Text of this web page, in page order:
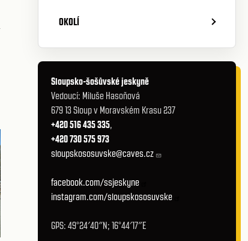
OKOLÍ
Sloupsko-šošůvské jeskyně
Vedoucí: Miluše Hasoňová
679 13 Sloup v Moravském Krasu 237
+420 516 435 335,
+420 730 575 973
sloupskososuvske@caves.cz
facebook.com/ssjeskyne
instagram.com/sloupskososuvske
GPS: 49°24′40″N; 16°44′17″E